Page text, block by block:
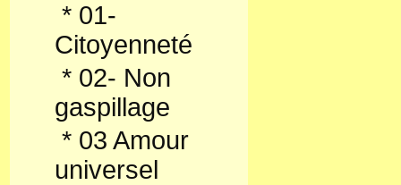
* 01-
Citoyenneté
* 02- Non
gaspillage
* 03 Amour
universel